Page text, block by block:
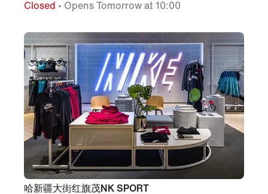
Closed • Opens Tomorrow at 10:00
哈新疆大街红旗茂NK SPORT